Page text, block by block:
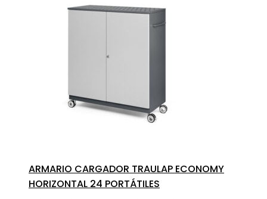
ARMARIO CARGADOR TRAULAP ECONOMY
HORIZONTAL 24 PORTÁTILES